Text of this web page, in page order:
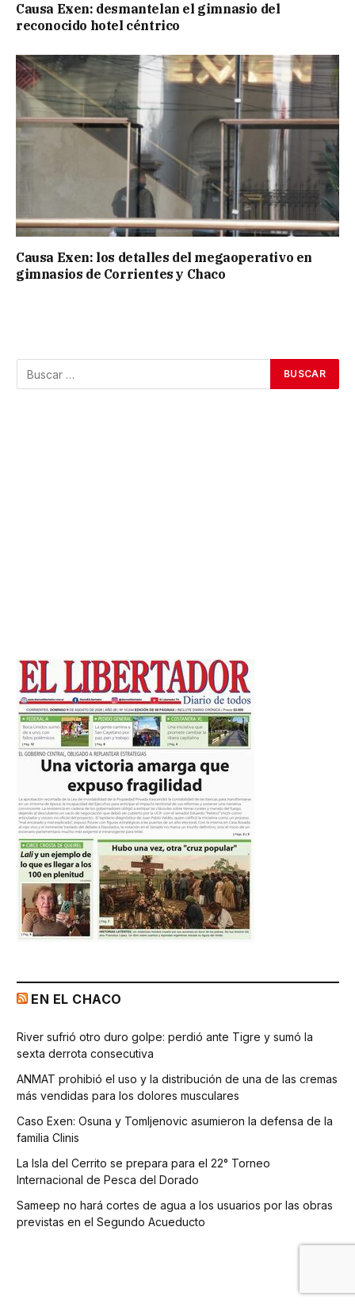
Causa Exen: desmantelan el gimnasio del
reconocido hotel céntrico
Causa Exen: los detalles del megaoperativo en
gimnasios de Corrientes y Chaco
EN EL CHACO
River sufrió otro duro golpe: perdió ante Tigre y sumó la
sexta derrota consecutiva
ANMAT prohibió el uso y la distribución de una de las cremas
más vendidas para los dolores musculares
Caso Exen: Osuna y Tomljenovic asumieron la defensa de la
familia Clinis
La Isla del Cerrito se prepara para el 22° Torneo
Internacional de Pesca del Dorado
Sameep no hará cortes de agua a los usuarios por las obras
previstas en el Segundo Acueducto